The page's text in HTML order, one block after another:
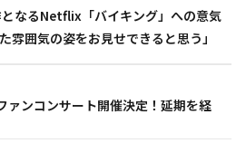
なるNetflix「バイキング」への意気
雰囲気の姿をお見せできると思う」
ァンコンサート開催決定！延期を経